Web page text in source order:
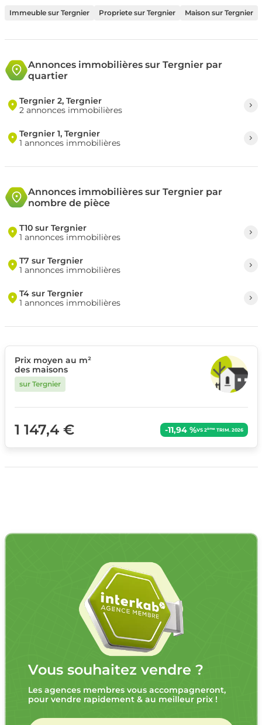
Immeuble sur Tergnier Propriete sur Tergnier Maison sur Tergnier
Annonces immobilières sur Tergnier par
quartier
Tergnier 2, Tergnier
2 annonces immobilières
Tergnier 1, Tergnier
1 annonces immobilières
Annonces immobilières sur Tergnier par
nombre de pièce
T10 sur Tergnier
1 annonces immobilières
T7 sur Tergnier
1 annonces immobilières
T4 sur Tergnier
1 annonces immobilières
Prix moyen au m²
des maisons
sur Tergnier
1 147,4 € -11,94 %VS 2èmeTRIM. 2026
Vous souhaitez vendre ?
Les agences membres vous accompagneront,
pour vendre rapidement & au meilleur prix !